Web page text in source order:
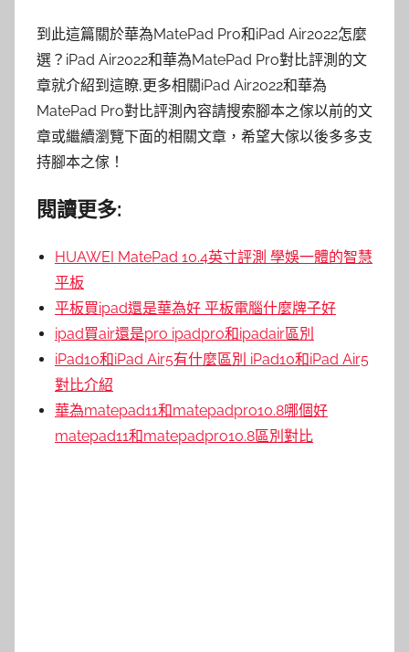
到此這篇關於華為MatePad Pro和iPad Air2022怎麼
選？iPad Air2022和華為MatePad Pro對比評測的文
章就介紹到這瞭,更多相關iPad Air2022和華為
MatePad Pro對比評測內容請搜索腳本之傢以前的文
章或繼續瀏覽下面的相關文章，希望大傢以後多多支
持腳本之傢！
閱讀更多:
HUAWEI MatePad 10.4英寸評測 學娛一體的智慧
平板
平板買ipad還是華為好 平板電腦什麼牌子好
ipad買air還是pro ipadpro和ipadair區別
iPad10和iPad Air5有什麼區別 iPad10和iPad Air5
對比介紹
華為matepad11和matepadpro10.8哪個好
matepad11和matepadpro10.8區別對比